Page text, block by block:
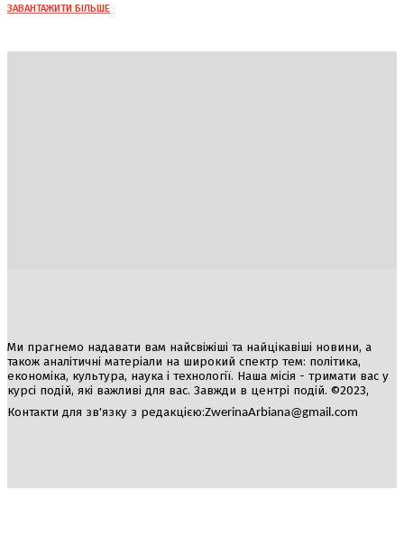
ЗАВАНТАЖИТИ БІЛЬШЕ
Ми прагнемо надавати вам найсвіжіші та найцікавіші новини, а
також аналітичні матеріали на широкий спектр тем: політика,
економіка, культура, наука і технології. Наша місія - тримати вас у
курсі подій, які важливі для вас. Завжди в центрі подій. ©2023,
Контакти для зв'язку з редакцією:ZwerinaArbiana@gmail.com